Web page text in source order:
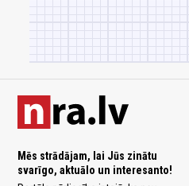
Mēs strādājam, lai Jūs zinātu
svarīgo, aktuālo un interesanto!